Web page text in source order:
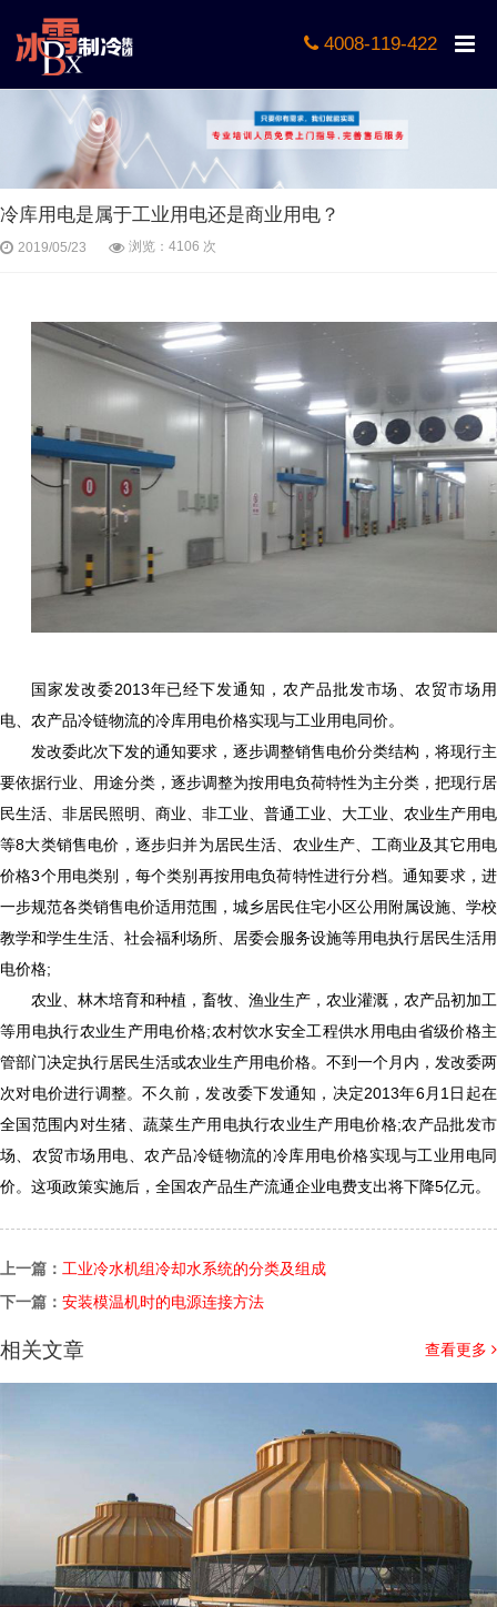
4008-119-422
冷库用电是属于工业用电还是商业用电？
2019/05/23 浏览：4106 次
国家发改委2013年已经下发通知，农产品批发市场、农贸市场用
电、农产品冷链物流的冷库用电价格实现与工业用电同价。
发改委此次下发的通知要求，逐步调整销售电价分类结构，将现行主
要依据行业、用途分类，逐步调整为按用电负荷特性为主分类，把现行居
民生活、非居民照明、商业、非工业、普通工业、大工业、农业生产用电
等8大类销售电价，逐步归并为居民生活、农业生产、工商业及其它用电
价格3个用电类别，每个类别再按用电负荷特性进行分档。通知要求，进
一步规范各类销售电价适用范围，城乡居民住宅小区公用附属设施、学校
教学和学生生活、社会福利场所、居委会服务设施等用电执行居民生活用
电价格;
农业、林木培育和种植，畜牧、渔业生产，农业灌溉，农产品初加工
等用电执行农业生产用电价格;农村饮水安全工程供水用电由省级价格主
管部门决定执行居民生活或农业生产用电价格。不到一个月内，发改委两
次对电价进行调整。不久前，发改委下发通知，决定2013年6月1日起在
全国范围内对生猪、蔬菜生产用电执行农业生产用电价格;农产品批发市
场、农贸市场用电、农产品冷链物流的冷库用电价格实现与工业用电同
价。这项政策实施后，全国农产品生产流通企业电费支出将下降5亿元。
上一篇： 工业冷水机组冷却水系统的分类及组成
下一篇： 安装模温机时的电源连接方法
相关文章 查看更多